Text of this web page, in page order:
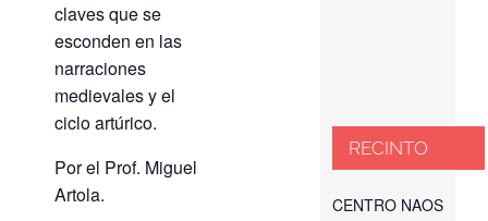
claves que se
esconden en las
narraciones
medievales y el
ciclo artúrico.
Por el Prof. Miguel
Artola.
RECINTO
CENTRO NAOS